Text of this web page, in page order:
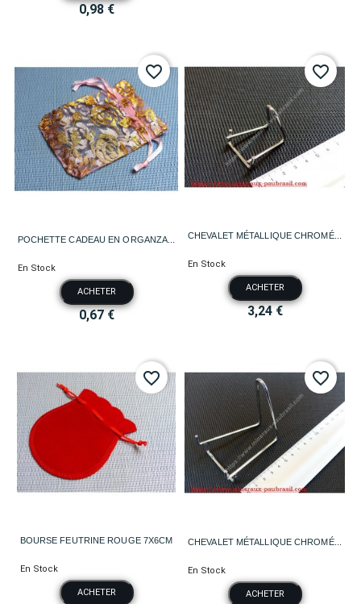
0,98 €
POCHETTE CADEAU EN ORGANZA...
En Stock
ACHETER
0,67 €
favorite_border
CHEVALET MÉTALLIQUE CHROMÉ...
En Stock
ACHETER
3,24 €
favorite_border
BOURSE FEUTRINE ROUGE 7X6CM
En Stock
ACHETER
favorite_border
CHEVALET MÉTALLIQUE CHROMÉ...
En Stock
ACHETER
favorite_border